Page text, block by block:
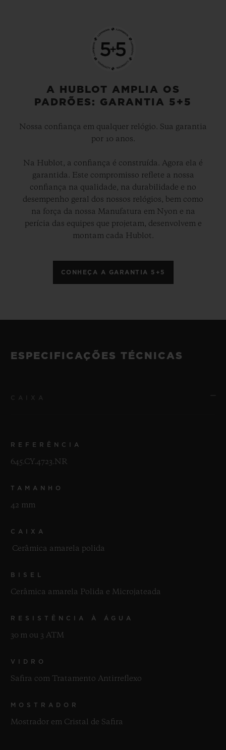
A HUBLOT AMPLIA OS
PADRÕES: GARANTIA 5+5
Nossa confiança em qualquer relógio. Sua garantia
por 10 anos.
Na Hublot, a confiança é construída. Agora ela é
garantida. Este compromisso reflete a nossa
confiança na qualidade, na durabilidade e no
desempenho geral dos nossos relógios, bem como
na força da nossa Manufatura em Nyon e na
perícia das equipes que projetam, desenvolvem e
montam cada Hublot.
CONHEÇA A GARANTIA 5+5
ESPECIFICAÇÕES TÉCNICAS
REFERÊNCIA
645.CY.4723.NR
TAMANHO
42 mm
CAIXA
Cerâmica amarela polida
BISEL
Cerâmica amarela Polida e Microjateada
RESISTÊNCIA À ÁGUA
30 m ou 3 ATM
VIDRO
Safira com Tratamento Antirreflexo
MOSTRADOR
Mostrador em Cristal de Safira